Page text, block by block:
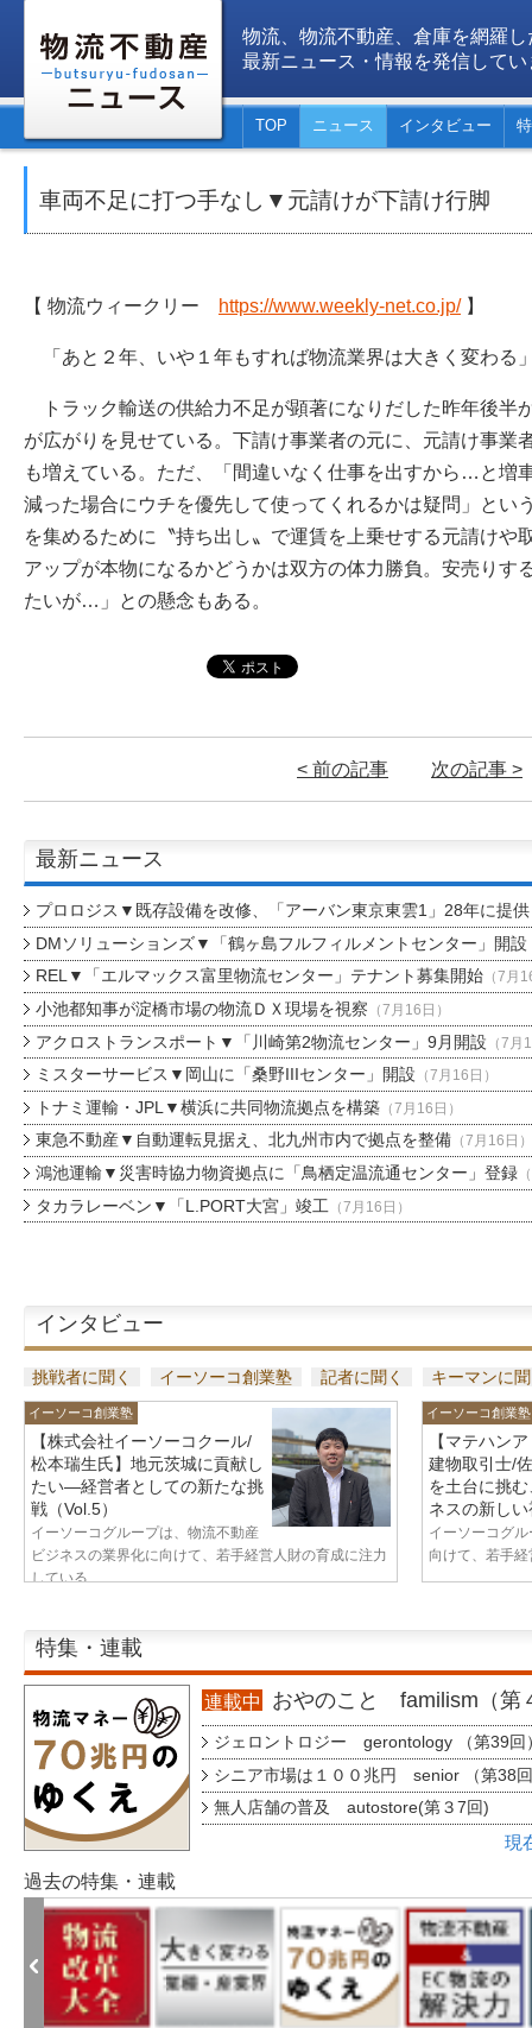
物流、物流不動産、倉庫を網羅し
最新ニュース・情報を発信してい
TOP ニュース インタビュー
車両不足に打つ手なし▼元請けが下請け行脚
【 物流ウィークリー https://www.weekly-net.co.jp/】
「あと２年、いや１年もすれば物流業界は大きく変わる
トラック輸送の供給力不足が顕著になりだした昨年後半
が広がりを見せている。下請け事業者の元に、元請け事業
も増えている。ただ、「間違いなく仕事を出すから…と増
減った場合にウチを優先して使ってくれるかは疑問」とい
を集めるために〝持ち出し〟で運賃を上乗せする元請けや
アップが本物になるかどうかは双方の体力勝負。安売りす
たいが…」との懸念もある。
< 前の記事 次の記事 >
最新ニュース
プロロジス▼既存設備を改修、「アーバン東京東雲1」28年に提供
DMソリューションズ▼「鶴ヶ島フルフィルメントセンター」開設
REL▼「エルマックス富里物流センター」テナント募集開始（7月
小池都知事が淀橋市場の物流ＤＸ現場を視察 （7月16日）
アクロストランスポート▼「川崎第2物流センター」9月開設 （7月
ミスターサービス▼岡山に「桑野IIIセンター」開設 （7月16日）
トナミ運輸・JPL▼横浜に共同物流拠点を構築（7月16日）
東急不動産▼自動運転見据え、北九州市内で拠点を整備（7月16日）
鴻池運輸▼災害時協力物資拠点に「鳥栖定温流通センター」登録
タカラレーベン▼「L.PORT大宮」竣工 （7月16日）
インタビュー
挑戦者に聞く イーソーコ創業塾 記者に聞く キーマンに
イーソーコ創業塾
【株式会社イーソーコクール/
松本瑞生氏】地元茨城に貢献し
たい—経営者としての新たな挑
戦（Vol.5）
イーソーコグループは、物流不動産
ビジネスの業界化に向けて、若手経営人財の育成に注力
している...
イーソーコ創業塾
【マテハン
建物取引士/
を土台に挑
ネスの新し
イーソーコグ
向けて、若手
特集・連載
連載中 おやのこと familism（第
ジェロントロジー gerontology （第39回
シニア市場は１００兆円 senior （第38
無人店舗の普及 autostore(第３7回)
現
過去の特集・連載